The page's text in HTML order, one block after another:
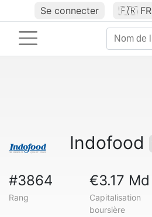
Se connecter 🇫🇷 FR
Indofood
#3864
Rang
€3.17 Md
Capitalisation
boursière